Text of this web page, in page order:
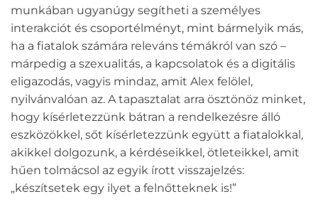
munkában ugyanúgy segítheti a személyes
interakciót és csoportélményt, mint bármelyik más,
ha a fiatalok számára releváns témákról van szó –
márpedig a szexualitás, a kapcsolatok és a digitális
eligazodás, vagyis mindaz, amit Alex felölel,
nyilvánvalóan az. A tapasztalat arra ösztönöz minket,
hogy kísérletezzünk bátran a rendelkezésre álló
eszközökkel, sőt kísérletezzünk együtt a fiatalokkal,
akikkel dolgozunk, a kérdéseikkel, ötleteikkel, amit
hűen tolmácsol az egyik írott visszajelzés:
„készítsetek egy ilyet a felnőtteknek is!”